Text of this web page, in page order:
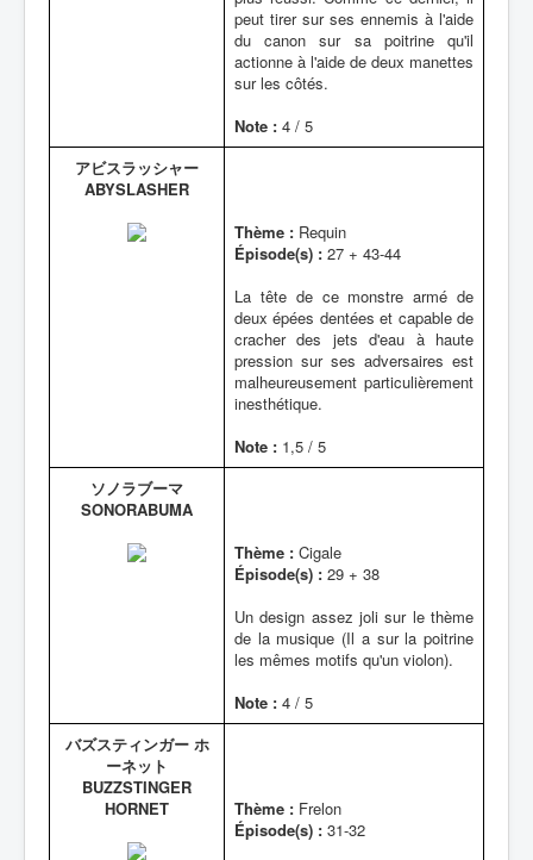
peut tirer sur ses ennemis à l'aide
du canon sur sa poitrine qu'il
actionne à l'aide de deux manettes
sur les côtés.
Note : 4 / 5
アビスラッシャー
ABYSLASHER
Thème : Requin
Épisode(s) : 27 + 43-44
La tête de ce monstre armé de
deux épées dentées et capable de
cracher des jets d'eau à haute
pression sur ses adversaires est
malheureusement particulièrement
inesthétique.
Note : 1,5 / 5
ソノラブーマ
SONORABUMA
Thème : Cigale
Épisode(s) : 29 + 38
Un design assez joli sur le thème
de la musique (Il a sur la poitrine
les mêmes motifs qu'un violon).
Note : 4 / 5
バズスティンガー ホ
ーネット
BUZZSTINGER
HORNET
Thème : Frelon
Épisode(s) : 31-32